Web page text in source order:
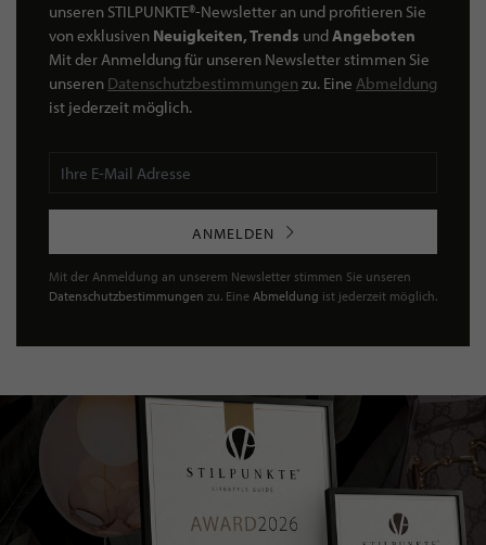
unseren STILPUNKTE®-Newsletter an und profitieren Sie
von exklusiven Neuigkeiten, Trends undAngeboten
Mit der Anmeldung für unseren Newsletter stimmen Sie
unseren Datenschutzbestimmungen zu. Eine Abmeldung
ist jederzeit möglich.
ANMELDEN
Mit der Anmeldung an unserem Newsletter stimmen Sie unseren
Datenschutzbestimmungen zu. Eine Abmeldung ist jederzeit möglich.